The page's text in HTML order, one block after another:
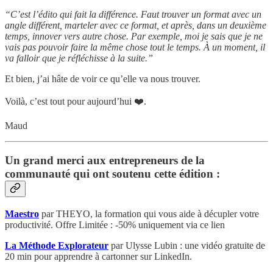
“C’est l’édito qui fait la différence. Faut trouver un format avec un
angle différent, marteler avec ce format, et après, dans un deuxième
temps, innover vers autre chose. Par exemple, moi je sais que je ne
vais pas pouvoir faire la même chose tout le temps. À un moment, il
va falloir que je réfléchisse à la suite.”
Et bien, j’ai hâte de voir ce qu’elle va nous trouver.
Voilà, c’est tout pour aujourd’hui ❤️.
Maud
Un grand merci aux entrepreneurs de la
communauté qui ont soutenu cette édition :
Maestro par THEYO, la formation qui vous aide à décupler votre
productivité. Offre Limitée : -50% uniquement via ce lien
La Méthode Explorateur par Ulysse Lubin : une vidéo gratuite de
20 min pour apprendre à cartonner sur LinkedIn.